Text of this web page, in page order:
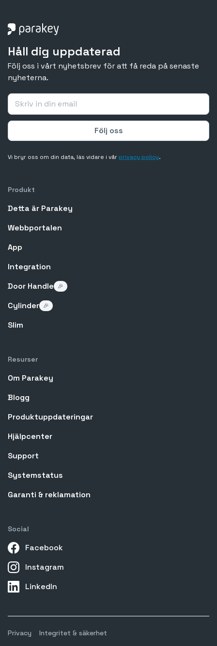
Håll dig uppdaterad
Följ oss i vårt nyhetsbrev för att få reda på senaste
nyheterna.
Vi bryr oss om din data, läs vidare i vårprivacy policy.
Produkt
Detta är Parakey
Webbportalen
App
Integration
Door Handle
🎉
Cylinder 🎉
Slim
Resurser
Om Parakey
Blogg
Produktuppdateringar
Hjälpcenter
Support
Systemstatus
Garanti & reklamation
Social
Facebook
Instagram
LinkedIn
Privacy Integritet & säkerhet